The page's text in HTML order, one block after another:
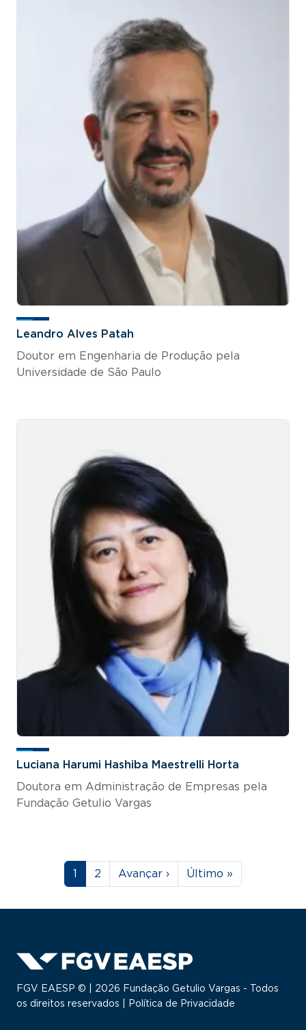
Leandro Alves Patah
Doutor em Engenharia de Produção pela
Universidade de São Paulo
Luciana Harumi Hashiba Maestrelli Horta
Doutora em Administração de Empresas pela
Fundação Getulio Vargas
Paginação
Página
1 Página
2 Próxima página
Avançar › Última página
Último »
FGV EAESP © | 2026 Fundação Getulio Vargas - Todos
os direitos reservados |
Política de Privacidade